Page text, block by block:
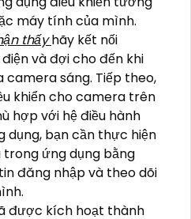
máy tính của mình.
thấyhãy kết nối
và đợi cho đến khi
sáng. Tiếp theo,
khiển cho camera trên
hợp với hệ điều hành
dụng, bạn cần thực hiện
ứng dụng bằng
đăng nhập và theo dõi
được kích hoạt thành